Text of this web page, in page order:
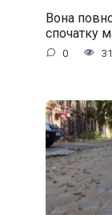
Вона
спочатку
0